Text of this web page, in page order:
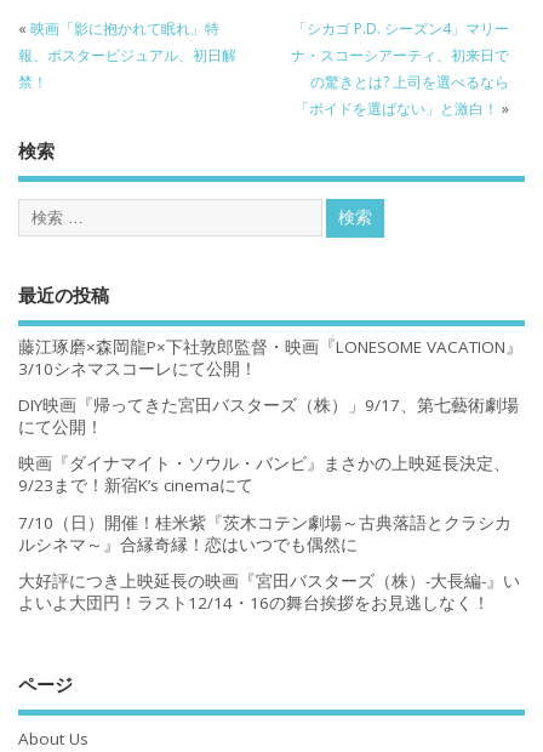
« 映画「影に抱かれて眠れ」特
報、ポスタービジュアル、初日解
禁！
「シカゴ P.D. シーズン4」マリー
ナ・スコーシアーティ、初来日で
の驚きとは? 上司を選べるなら
「ボイドを選ばない」と激白！ »
検索
最近の投稿
藤江琢磨×森岡龍P×下社敦郎監督・映画『LONESOME VACATION』
3/10シネマスコーレにて公開！
DIY映画『帰ってきた宮田バスターズ（株）」9/17、第七藝術劇場
にて公開！
映画『ダイナマイト・ソウル・バンビ』まさかの上映延長決定、
9/23まで！新宿K’s cinemaにて
7/10（日）開催！桂米紫『茨木コテン劇場～古典落語とクラシカ
ルシネマ～』合縁奇縁！恋はいつでも偶然に
大好評につき上映延長の映画『宮田バスターズ（株）-大長編-』い
よいよ大団円！ラスト12/14・16の舞台挨拶をお見逃しなく！
ページ
About Us